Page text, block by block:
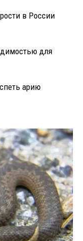
в России
для
арию